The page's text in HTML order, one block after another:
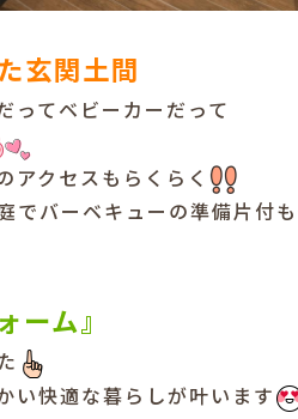
玄関土間
ってベビーカーだって
クセスもらくらく
バーベキューの準備片付も
ーム』
い快適な暮らしが叶います